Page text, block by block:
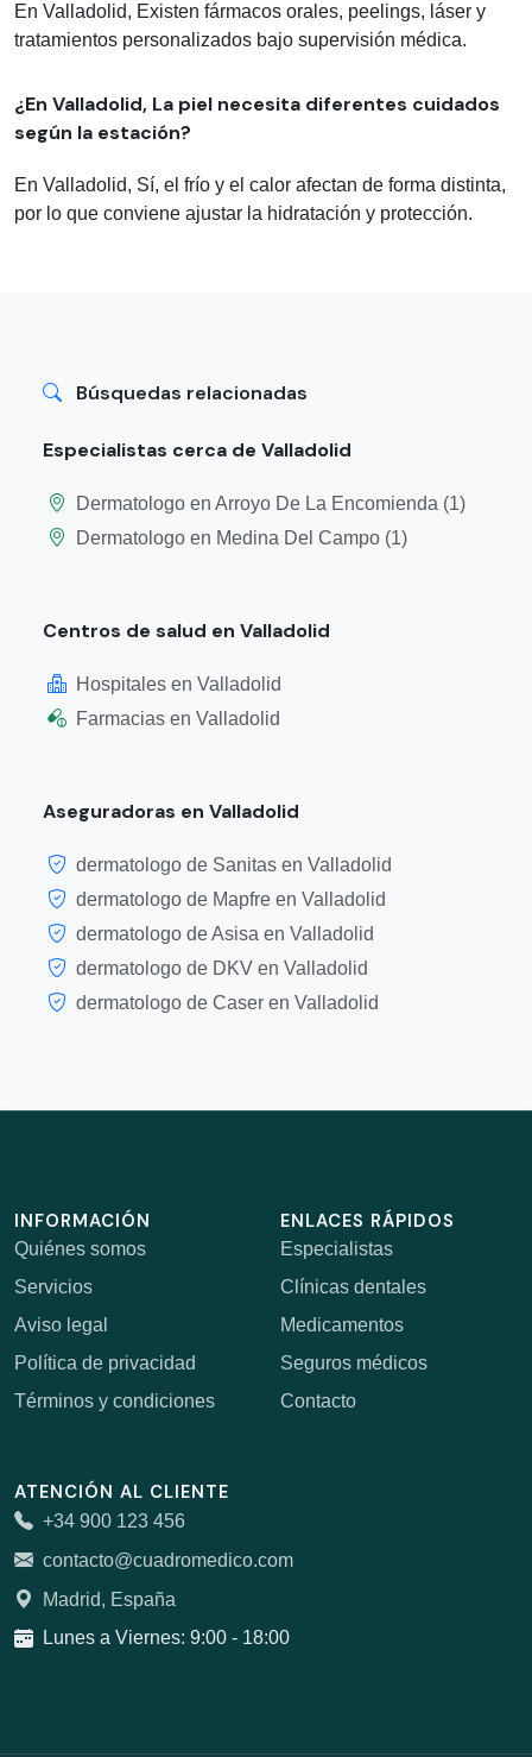
En Valladolid, Existen fármacos orales, peelings, láser y
tratamientos personalizados bajo supervisión médica.
¿En Valladolid, La piel necesita diferentes cuidados
según la estación?
En Valladolid, Sí, el frío y el calor afectan de forma distinta,
por lo que conviene ajustar la hidratación y protección.
Búsquedas relacionadas
Especialistas cerca de Valladolid
Dermatologo en Arroyo De La Encomienda (1)
Dermatologo en Medina Del Campo (1)
Centros de salud en Valladolid
Hospitales en Valladolid
Farmacias en Valladolid
Aseguradoras en Valladolid
dermatologo de Sanitas en Valladolid
dermatologo de Mapfre en Valladolid
dermatologo de Asisa en Valladolid
dermatologo de DKV en Valladolid
dermatologo de Caser en Valladolid
INFORMACIÓN
Quiénes somos
Servicios
Aviso legal
Política de privacidad
Términos y condiciones
ENLACES RÁPIDOS
Especialistas
Clínicas dentales
Medicamentos
Seguros médicos
Contacto
ATENCIÓN AL CLIENTE
+34 900 123 456
contacto@cuadromedico.com
Madrid, España
Lunes a Viernes: 9:00 - 18:00